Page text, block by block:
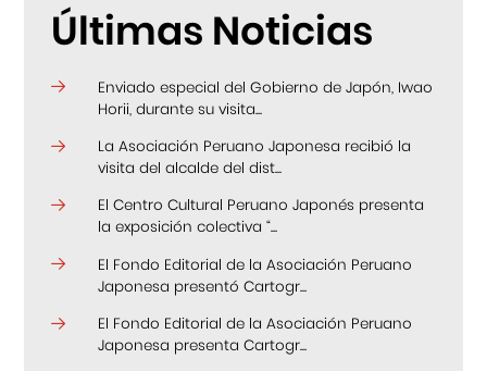
Últimas Noticias
Enviado especial del Gobierno de Japón, Iwao
Horii, durante su visita...
La Asociación Peruano Japonesa recibió la
visita del alcalde del dist...
El Centro Cultural Peruano Japonés presenta
la exposición colectiva “...
El Fondo Editorial de la Asociación Peruano
Japonesa presentó Cartogr...
El Fondo Editorial de la Asociación Peruano
Japonesa presenta Cartogr...